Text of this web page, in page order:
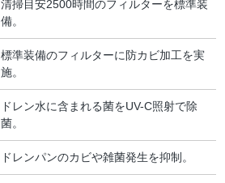
清掃目安2500時間のフィルターを標準装
備。
標準装備のフィルターに防カビ加工を実
施。
ドレン水に含まれる菌をUV-C照射で除
菌。
ドレンパンのカビや雑菌発生を抑制。